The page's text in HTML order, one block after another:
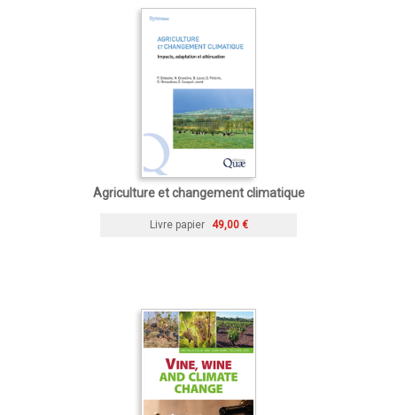
Agriculture et changement climatique
Livre papier 49,00 €